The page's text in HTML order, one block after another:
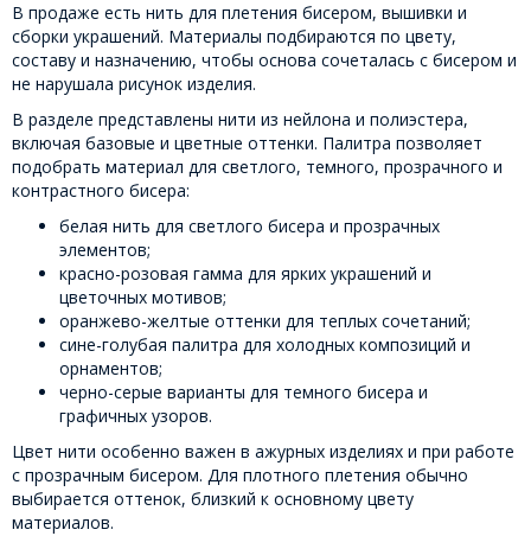
В продаже есть нить для плетения бисером, вышивки и
сборки украшений. Материалы подбираются по цвету,
составу и назначению, чтобы основа сочеталась с бисером и
не нарушала рисунок изделия.
В разделе представлены нити из нейлона и полиэстера,
включая базовые и цветные оттенки. Палитра позволяет
подобрать материал для светлого, темного, прозрачного и
контрастного бисера:
белая нить для светлого бисера и прозрачных
элементов;
красно-розовая гамма для ярких украшений и
цветочных мотивов;
оранжево-желтые оттенки для теплых сочетаний;
сине-голубая палитра для холодных композиций и
орнаментов;
черно-серые варианты для темного бисера и
графичных узоров.
Цвет нити особенно важен в ажурных изделиях и при работе
с прозрачным бисером. Для плотного плетения обычно
выбирается оттенок, близкий к основному цвету
материалов.